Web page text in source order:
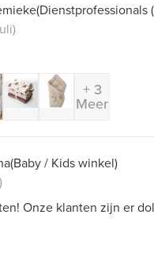
+ 3
Meer
(Baby / Kids winkel)
Onze klanten zijn er